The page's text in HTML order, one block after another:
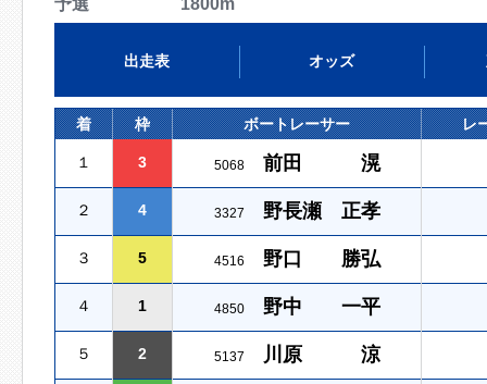
予選 1800m
出走表 オッズ
着 枠 ボートレーサー レ
１ 3 5068 前田 滉
２ 4 3327 野長瀬 正孝
３ 5 4516 野口 勝弘
４ 1 4850 野中 一平
５ 2 5137 川原 涼